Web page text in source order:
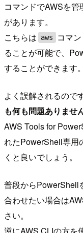
コマンドでAWSを
があります。
こちらは
aws
コマ
ることが可能で、
することができます。
よく誤解されるので
も何も問題ありませ
AWS Tools for
れたPowerShell専用
くと良いでしょう。
普段からPowerShell
合わせたい場合は
さい。